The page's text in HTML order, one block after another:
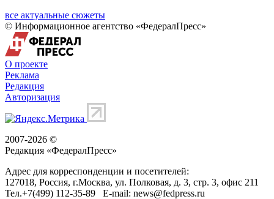
все актуальные сюжеты
© Информационное агентство «ФедералПресс»
О проекте
Реклама
Редакция
Авторизация
2007-2026 ©
Редакция «ФедералПресс»
Адрес для корреспонденции и посетителей:
127018, Россия, г.Москва, ул. Полковая, д. 3, стр. 3, офис 211
Тел.+7(499) 112-35-89 E-mail: news@fedpress.ru